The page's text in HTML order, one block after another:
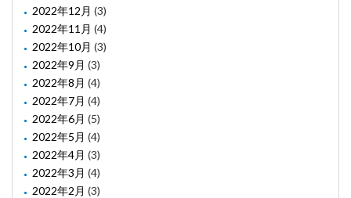
2022年12月 (3)
2022年11月 (4)
2022年10月 (3)
2022年9月 (3)
2022年8月 (4)
2022年7月 (4)
2022年6月 (5)
2022年5月 (4)
2022年4月 (3)
2022年3月 (4)
2022年2月 (3)